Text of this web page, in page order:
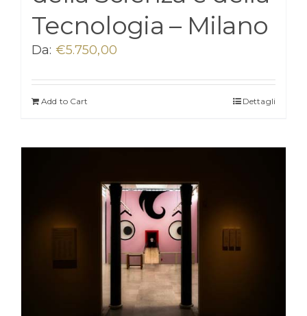
Tecnologia – Milano
Da: €5.750,00
Add to Cart Dettagli